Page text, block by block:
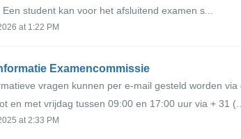
student kan voor het afsluitend examen s...
at 1:22 PM
Examencommissie
vragen kunnen per e-mail gesteld worden
en met vrijdag tussen 09:00 en 17:00 uur via + 31 (...
at 2:33 PM